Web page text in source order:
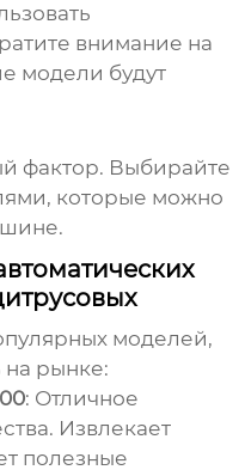
внимание на
модели будут
фактор. Выбирайте
которые можно
моделей,
на рынке:
: Отличное
Извлекает
полезные